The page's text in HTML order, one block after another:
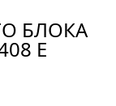
БЛОКА
E